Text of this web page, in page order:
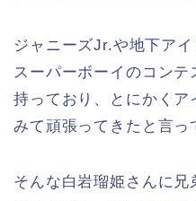
ジャニーズJr.や地下ア
スーパーボーイのコンテ
持っており、とにかく
みて頑張ってきたと言っ
そんな白岩瑠姫さんに